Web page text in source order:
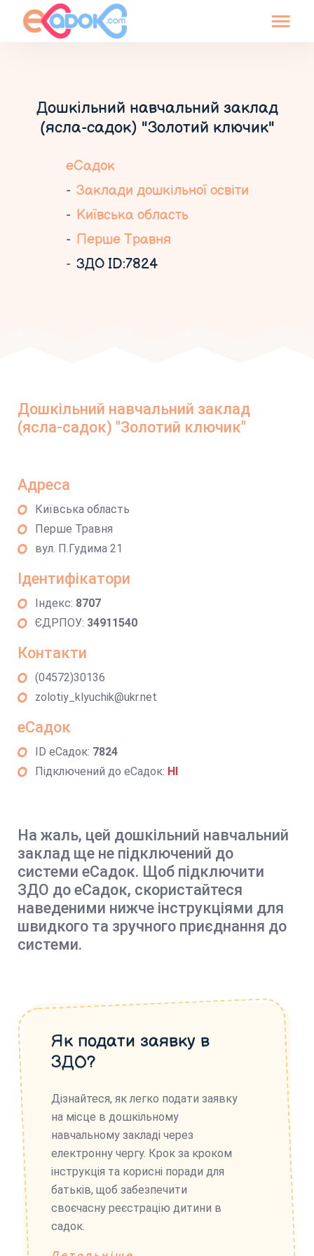
Дошкільний навчальний заклад
(ясла-садок) "Золотий ключик"
еСадок
Заклади дошкільної освіти
Київська область
Перше Травня
ЗДО ID:7824
Дошкільний навчальний заклад
(ясла-садок) "Золотий ключик"
Адреса
Київська область
Перше Травня
вул. П.Гудима 21
Ідентифікатори
Індекс: 8707
ЄДРПОУ: 34911540
Контакти
(04572)30136
zolotiy_klyuchik@ukr.net
еСадок
ID еСадок: 7824
Підключений до еСадок: НІ
На жаль, цей дошкільний навчальний
заклад ще не підключений до
системи еСадок. Щоб підключити
ЗДО до еСадок, скористайтеся
наведеними нижче інструкціями для
швидкого та зручного приєднання до
системи.
Як подати заявку в
ЗДО?
Дізнайтеся, як легко подати заявку
на місце в дошкільному
навчальному закладі через
електронну чергу. Крок за кроком
інструкція та корисні поради для
батьків, щоб забезпечити
своєчасну реєстрацію дитини в
садок.